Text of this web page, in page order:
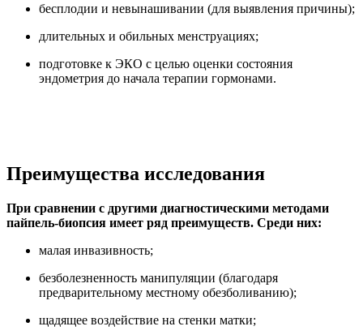
бесплодии и невынашивании (для выявления причины);
длительных и обильных менструациях;
подготовке к ЭКО с целью оценки состояния
эндометрия до начала терапии гормонами.
Преимущества исследования
При сравнении с другими диагностическими методами
пайпель-биопсия имеет ряд преимуществ. Среди них:
малая инвазивность;
безболезненность манипуляции (благодаря
предварительному местному обезболиванию);
щадящее воздействие на стенки матки;